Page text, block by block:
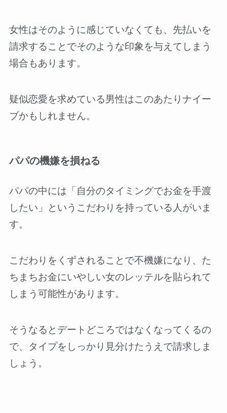
女性はそのように感じていなくても、先払いを
請求することでそのような印象を与えてしまう
場合もあります。
疑似恋愛を求めている男性はこのあたりナイー
ブかもしれません。
パパの機嫌を損ねる
パパの中には「自分のタイミングでお金を手渡
したい」というこだわりを持っている人がいま
す。
こだわりをくずされることで不機嫌になり、た
ちまちお金にいやしい女のレッテルを貼られて
しまう可能性があります。
そうなるとデートどころではなくなってくるの
で、タイプをしっかり見分けたうえで請求しま
しょう。